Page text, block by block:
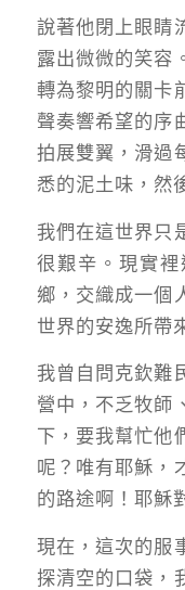
說著他閉上眼睛
露出微微的笑容
轉為黎明的關卡
聲奏響希望的序
拍展雙翼，滑過
悉的泥土味，然
我們在這世界只
很艱辛。現實
鄉，交織成一個
世界的安逸所帶
我曾自問克欽難
營中，不乏牧師
下，要我幫忙他
呢？唯有耶穌，
的路途啊！耶穌
現在，這次的服
探清空的口袋，